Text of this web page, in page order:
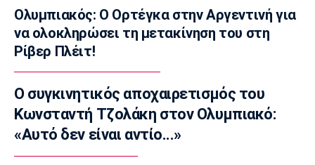
10:50
EuroLeague
Χάποελ Τελ Αβίβ: Ανακοίνωσε τον
Μπουρντιλόν
10:35
EuroLeague
Χεζόνια: Το «αντίο» στη Ρεάλ Μαδρίτης
Ολυμπιακός: Ο Ορτέγκα στην Αργεντινή για
να ολοκληρώσει τη μετακίνηση του στη
Ρίβερ Πλέιτ!
Ο συγκινητικός αποχαιρετισμός του
Κωνσταντή Τζολάκη στον Ολυμπιακό:
«Αυτό δεν είναι αντίο...»